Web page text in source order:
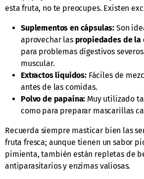
esta fruta, no te preocupes. Existen
Suplementos en cápsulas: Son
aprovechar las propiedades de la
para problemas digestivos
muscular.
Extractos líquidos:Fáciles de
antes de las comidas.
Polvo de papaína: Muy utilizado
como para preparar mascarillas
Recuerda siempre masticar bien las
fruta fresca; aunque tienen un sabor
pimienta, también están repletas de
antiparasitarios y enzimas valiosas.